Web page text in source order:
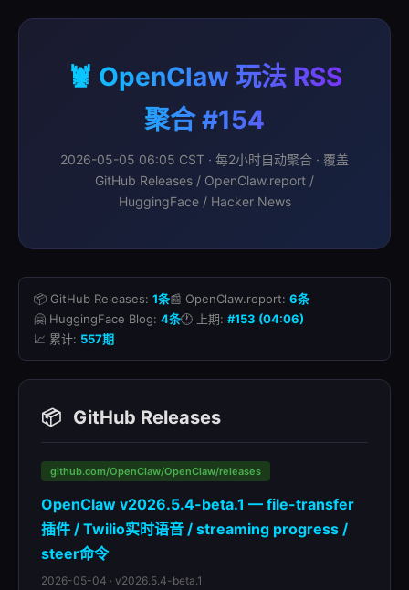
🦞 OpenClaw 玩法 RSS
聚合 #154
2026-05-05 06:05 CST · 每2小时自动聚合 · 覆盖
GitHub Releases / OpenClaw.report /
HuggingFace / Hacker News
📦 GitHub Releases: 1条📰 OpenClaw.report: 6条
🤗 HuggingFace Blog: 4条🕐 上期: #153 (04:06)
📈 累计: 557期
📦 GitHub Releases
github.com/OpenClaw/OpenClaw/releases
OpenClaw v2026.5.4-beta.1 — file-transfer
插件 / Twilio实时语音 / streaming progress /
steer命令
2026-05-04 · v2026.5.4-beta.1